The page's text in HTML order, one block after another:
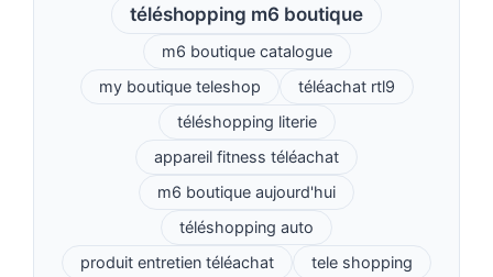
téléshopping m6 boutique
m6 boutique catalogue
my boutique teleshop
téléachat rtl9
téléshopping literie
appareil fitness téléachat
m6 boutique aujourd'hui
téléshopping auto
produit entretien téléachat
tele shopping